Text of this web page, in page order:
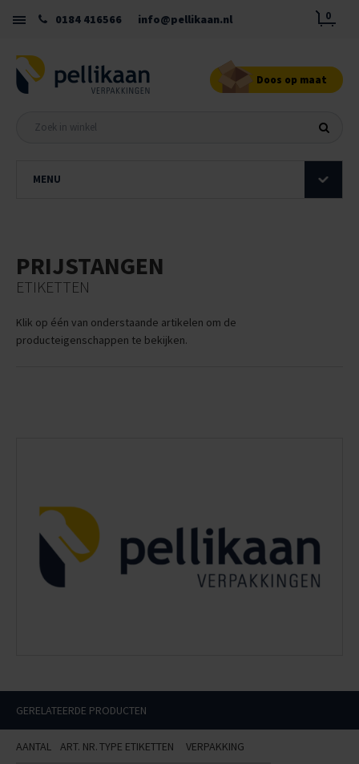
0184 416566 info@pellikaan.nl 0
Doos op maat
MENU
PRIJSTANGEN
ETIKETTEN
Klik op één van onderstaande artikelen om de
producteigenschappen te bekijken.
GERELATEERDE PRODUCTEN
AANTAL ART. NR.TYPE ETIKETTEN VERPAKKING